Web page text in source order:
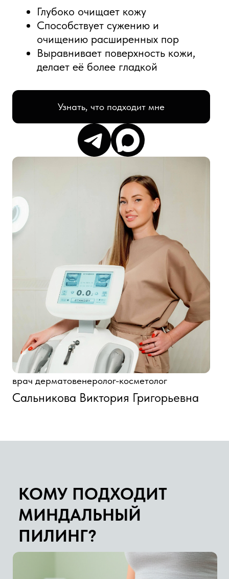
Узнать, что подходит мне
врач дерматовенеролог-косметолог
Сальникова Виктория Григорьевна
ЖИРНАЯ КОЖА
Помогает снизить избыточную выработку
себума и сделать кожу более матовой.
КОМУ ПОДХОДИТ
МИНДАЛЬНЫЙ
ПИЛИНГ?